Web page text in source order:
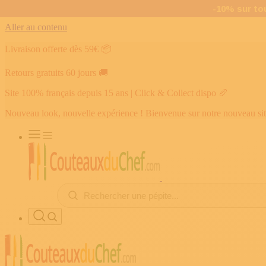
Aller au contenu
Livraison offerte dès 59€ 📦
Retours gratuits 60 jours 🚚
Site 100% français depuis 15 ans | Click & Collect dispo 🥖
Nouveau look, nouvelle expérience ! Bienvenue sur notre nouveau